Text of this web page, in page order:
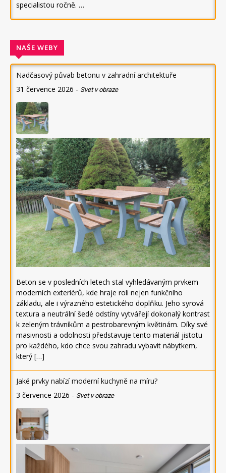
specialistou ročně. …
NAŠE WEBY
Nadčasový půvab betonu v zahradní architektuře
31 července 2026 - Svet v obraze
Beton se v posledních letech stal vyhledávaným prvkem
moderních exteriérů, kde hraje roli nejen funkčního
základu, ale i výrazného estetického doplňku. Jeho syrová
textura a neutrální šedé odstíny vytvářejí dokonalý kontrast
k zeleným trávníkům a pestrobarevným květinám. Díky své
masivnosti a odolnosti představuje tento materiál jistotu
pro každého, kdo chce svou zahradu vybavit nábytkem,
který […]
Jaké prvky nabízí moderní kuchyně na míru?
3 července 2026 - Svet v obraze